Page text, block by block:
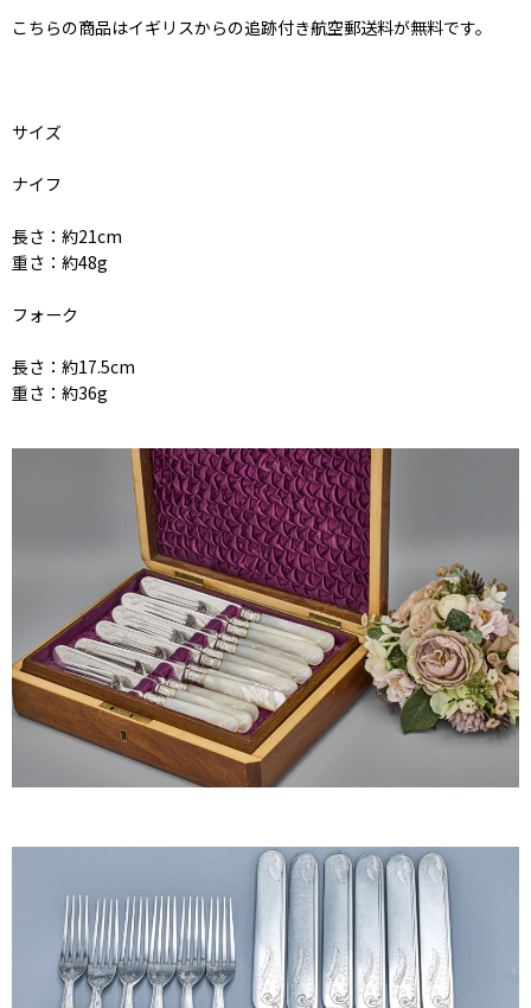
こちらの商品はイギリスからの追跡付き航空郵送料が無料です。
サイズ
ナイフ
長さ：約21cm
重さ：約48g
フォーク
長さ：約17.5cm
重さ：約36g